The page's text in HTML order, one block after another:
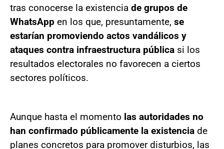
tras conocerse la existencia de grupos de
WhatsApp en los que, presuntamente, se
estarían promoviendo actos vandálicos y
ataques contra infraestructura pública si los
resultados electorales no favorecen a ciertos
sectores políticos.
Aunque hasta el momento las autoridades no
han confirmado públicamente la existencia de
planes concretos para promover disturbios, las